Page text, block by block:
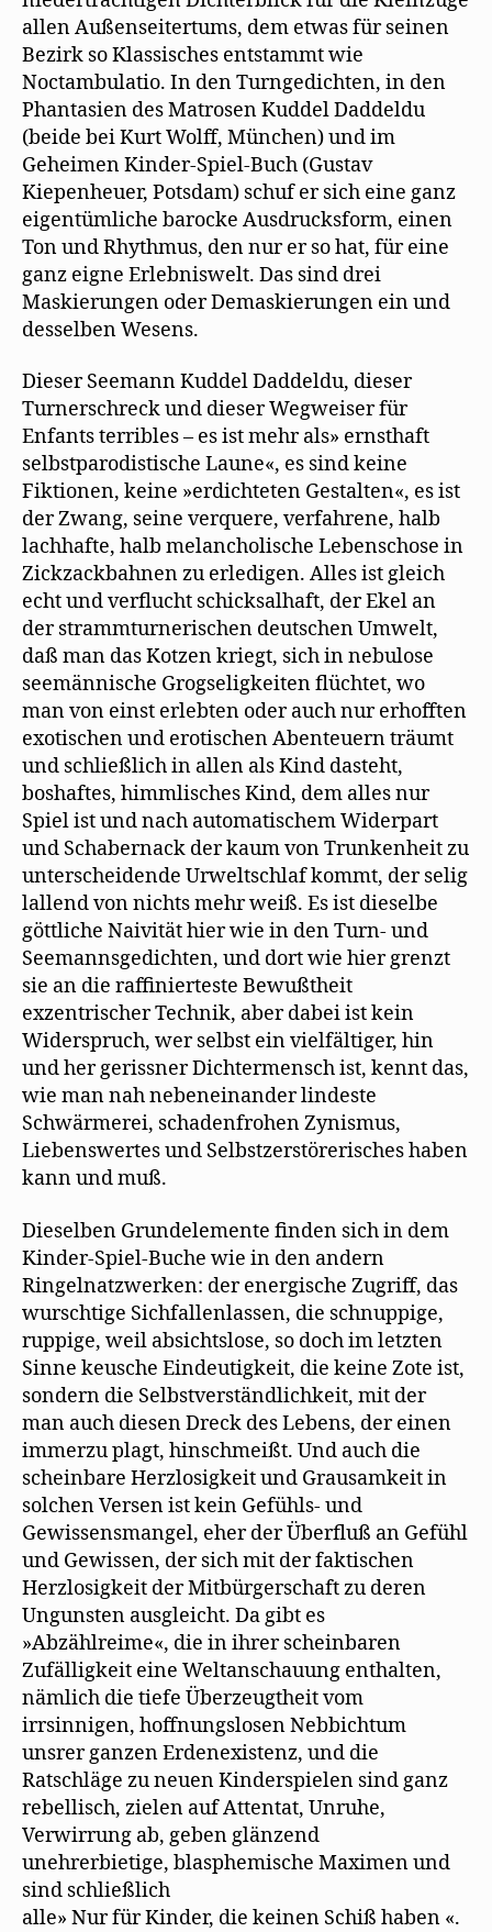
allen Außenseitertums, dem etwas für seinen
Bezirk so Klassisches entstammt wie
Noctambulatio. In den Turngedichten, in den
Phantasien des Matrosen Kuddel Daddeldu
(beide bei Kurt Wolff, München) und im
Geheimen Kinder-Spiel-Buch (Gustav
Kiepenheuer, Potsdam) schuf er sich eine ganz
eigentümliche barocke Ausdrucksform, einen
Ton und Rhythmus, den nur er so hat, für eine
ganz eigne Erlebniswelt. Das sind drei
Maskierungen oder Demaskierungen ein und
desselben Wesens.
Dieser Seemann Kuddel Daddeldu, dieser
Turnerschreck und dieser Wegweiser für
Enfants terribles – es ist mehr als» ernsthaft
selbstparodistische Laune«, es sind keine
Fiktionen, keine »erdichteten Gestalten«, es ist
der Zwang, seine verquere, verfahrene, halb
lachhafte, halb melancholische Lebenschose in
Zickzackbahnen zu erledigen. Alles ist gleich
echt und verflucht schicksalhaft, der Ekel an
der strammturnerischen deutschen Umwelt,
daß man das Kotzen kriegt, sich in nebulose
seemännische Grogseligkeiten flüchtet, wo
man von einst erlebten oder auch nur erhofften
exotischen und erotischen Abenteuern träumt
und schließlich in allen als Kind dasteht,
boshaftes, himmlisches Kind, dem alles nur
Spiel ist und nach automatischem Widerpart
und Schabernack der kaum von Trunkenheit zu
unterscheidende Urweltschlaf kommt, der selig
lallend von nichts mehr weiß. Es ist dieselbe
göttliche Naivität hier wie in den Turn- und
Seemannsgedichten, und dort wie hier grenzt
sie an die raffinierteste Bewußtheit
exzentrischer Technik, aber dabei ist kein
Widerspruch, wer selbst ein vielfältiger, hin
und her gerissner Dichtermensch ist, kennt das,
wie man nah nebeneinander lindeste
Schwärmerei, schadenfrohen Zynismus,
Liebenswertes und Selbstzerstörerisches haben
kann und muß.
Dieselben Grundelemente finden sich in dem
Kinder-Spiel-Buche wie in den andern
Ringelnatzwerken: der energische Zugriff, das
wurschtige Sichfallenlassen, die schnuppige,
ruppige, weil absichtslose, so doch im letzten
Sinne keusche Eindeutigkeit, die keine Zote ist,
sondern die Selbstverständlichkeit, mit der
man auch diesen Dreck des Lebens, der einen
immerzu plagt, hinschmeißt. Und auch die
scheinbare Herzlosigkeit und Grausamkeit in
solchen Versen ist kein Gefühls- und
Gewissensmangel, eher der Überfluß an Gefühl
und Gewissen, der sich mit der faktischen
Herzlosigkeit der Mitbürgerschaft zu deren
Ungunsten ausgleicht. Da gibt es
»Abzählreime«, die in ihrer scheinbaren
Zufälligkeit eine Weltanschauung enthalten,
nämlich die tiefe Überzeugtheit vom
irrsinnigen, hoffnungslosen Nebbichtum
unsrer ganzen Erdenexistenz, und die
Ratschläge zu neuen Kinderspielen sind ganz
rebellisch, zielen auf Attentat, Unruhe,
Verwirrung ab, geben glänzend
unehrerbietige, blasphemische Maximen und
sind schließlich
alle» Nur für Kinder, die keinen Schiß haben «.